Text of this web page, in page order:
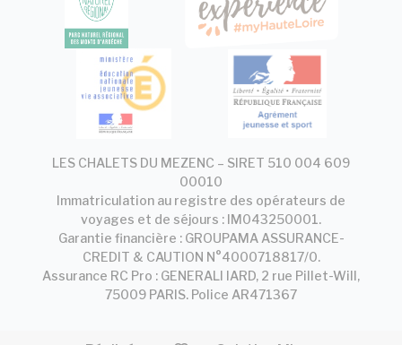
LES CHALETS DU MEZENC – SIRET 510 004 609
00010
Immatriculation au registre des opérateurs de
voyages et de séjours : IM043250001.
Garantie financière : GROUPAMA ASSURANCE-
CREDIT & CAUTION N°4000718817/0.
Assurance RC Pro : GENERALI IARD, 2 rue Pillet-Will,
75009 PARIS. Police AR471367